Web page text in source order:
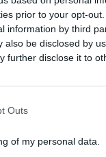
prior to your opt-
information by third
also be disclosed by
further disclose it to
Outs
of my personal data.